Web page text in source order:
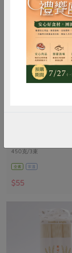
450克/3束
全素 常溫
$55
惜食
雞蛋